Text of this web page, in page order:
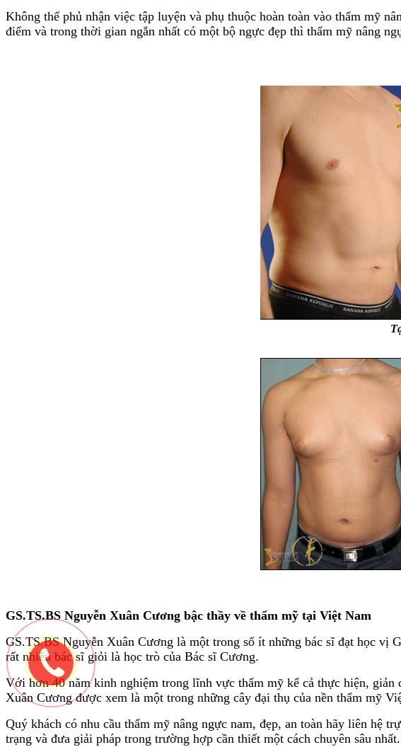
Không thể phủ nhận việc tập luyện và phụ thuộc hoàn toàn vào thẩm mỹ
điểm và trong thời gian ngắn nhất có một bộ ngực đẹp thì thẩm mỹ nâng
GS.TS.BS Nguyễn Xuân Cương bậc thầy về thẩm mỹ tại Việt Nam
GS.TS.BS Nguyễn Xuân Cương là một trong số ít những bác sĩ đạt học vị
rất nhiều bác sĩ giỏi là học trò của Bác sĩ Cương.
Với hơn 40 năm kinh nghiệm trong lĩnh vực thẩm mỹ kể cả thực hiện,
Xuân Cương được xem là một trong những cây đại thụ của nền thẩm mỹ
Quý khách có nhu cầu thẩm mỹ nâng ngực nam, đẹp, an toàn hãy liên hệ
trạng và đưa giải pháp trong trường hợp cần thiết một cách chuyên sâu nhất.